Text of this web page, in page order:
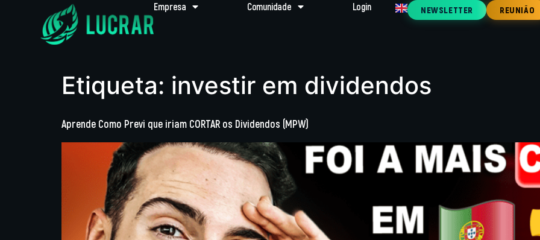
Empresa Comunidade Login NEWSLETTER REUNIÃO
Etiqueta: investir em dividendos
Aprende Como Previ que iriam CORTAR os Dividendos (MPW)